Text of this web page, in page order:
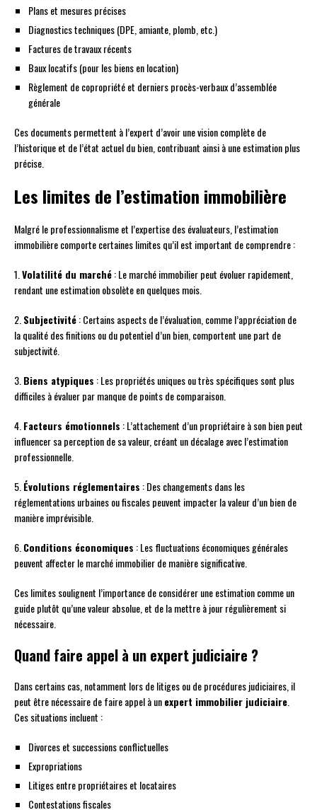
Plans et mesures précises
Diagnostics techniques (DPE, amiante, plomb, etc.)
Factures de travaux récents
Baux locatifs (pour les biens en location)
Règlement de copropriété et derniers procès-verbaux d’assemblée
générale
Ces documents permettent à l’expert d’avoir une vision complète de
l’historique et de l’état actuel du bien, contribuant ainsi à une estimation plus
précise.
Les limites de l’estimation immobilière
Malgré le professionnalisme et l’expertise des évaluateurs, l’estimation
immobilière comporte certaines limites qu’il est important de comprendre :
1.Volatilité du marché: Le marché immobilier peut évoluer rapidement,
rendant une estimation obsolète en quelques mois.
2.Subjectivité: Certains aspects de l’évaluation, comme l’appréciation de
la qualité des finitions ou du potentiel d’un bien, comportent une part de
subjectivité.
3.Biens atypiques : Les propriétés uniques ou très spécifiques sont plus
difficiles à évaluer par manque de points de comparaison.
4.Facteurs émotionnels : L’attachement d’un propriétaire à son bien peut
influencer sa perception de sa valeur, créant un décalage avec l’estimation
professionnelle.
5.Évolutions réglementaires : Des changements dans les
réglementations urbaines ou fiscales peuvent impacter la valeur d’un bien de
manière imprévisible.
6.Conditions économiques : Les fluctuations économiques générales
peuvent affecter le marché immobilier de manière significative.
Ces limites soulignent l’importance de considérer une estimation comme un
guide plutôt qu’une valeur absolue, et de la mettre à jour régulièrement si
nécessaire.
Quand faire appel à un expert judiciaire ?
Dans certains cas, notamment lors de litiges ou de procédures judiciaires, il
peut être nécessaire de faire appel à unexpert immobilier judiciaire.
Ces situations incluent :
Divorces et successions conflictuelles
Expropriations
Litiges entre propriétaires et locataires
Contestations fiscales